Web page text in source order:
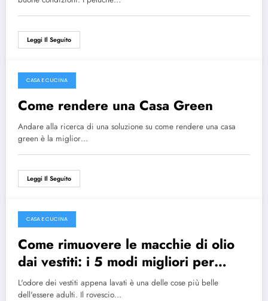
Leggi Il Seguito
Ottobre 26, 2023
CASA E CUCINA
Come rendere una Casa Green
Andare alla ricerca di una soluzione su come rendere una casa
green è la miglior…
Leggi Il Seguito
Ottobre 15, 2022
CASA E CUCINA
Come rimuovere le macchie di olio
dai vestiti: i 5 modi migliori per
affrontare il problema
L'odore dei vestiti appena lavati è una delle cose più belle
dell'essere adulti. Il rovescio…